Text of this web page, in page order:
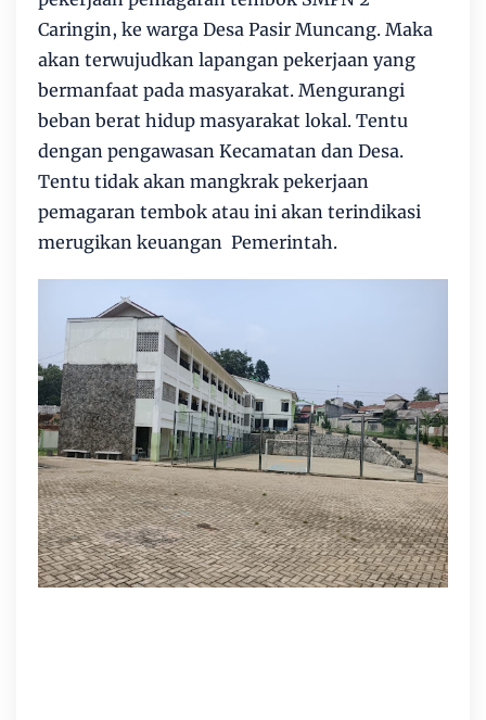
Caringin, ke warga Desa Pasir Muncang. Maka
akan terwujudkan lapangan pekerjaan yang
bermanfaat pada masyarakat. Mengurangi
beban berat hidup masyarakat lokal. Tentu
dengan pengawasan Kecamatan dan Desa.
Tentu tidak akan mangkrak pekerjaan
pemagaran tembok atau ini akan terindikasi
merugikan keuangan Pemerintah.